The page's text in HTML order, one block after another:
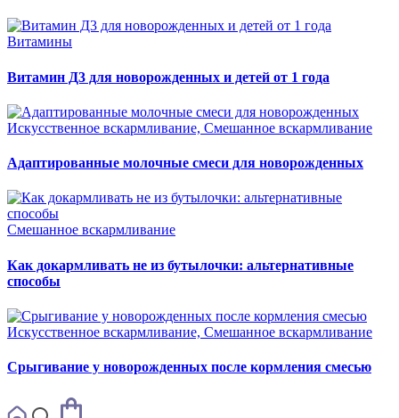
Витамины
Витамин Д3 для новорожденных и детей от 1 года
Искусственное вскармливание, Смешанное вскармливание
Адаптированные молочные смеси для новорожденных
Смешанное вскармливание
Как докармливать не из бутылочки: альтернативные
способы
Искусственное вскармливание, Смешанное вскармливание
Срыгивание у новорожденных после кормления смесью